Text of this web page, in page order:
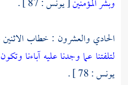
وبشر المؤمنين[ يونس : 87 ] .
الحادي والعشرون : خطاب
لتلفتنا عما وجدنا عليه آباءنا
يونس : 78 ] .